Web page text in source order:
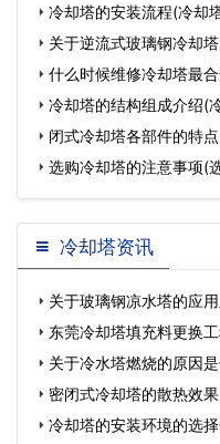
冷却塔的安装流程(冷却
关于逆流式玻璃钢冷却
钢 什么时候维修冷却塔最
冷却塔的结构组成介绍(
闭式冷却塔各部件的特
选购冷却塔的注意事项(
冷却塔资讯
关于玻璃钢凉水塔的应
… 东莞冷却塔填充料更换
关于冷水塔燃烧的原因
毒吗…
密闭式冷却塔的散热效
冷却塔的安装环境的选